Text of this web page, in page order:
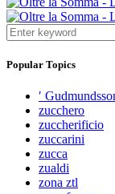
Popular Topics
′
zucchero
zuccherificio
zuccarini
zucca
zualdi
zona ztl